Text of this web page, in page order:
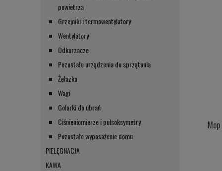
powietrza
Grzejniki i termowentylatory
Wentylatory
Odkurzacze
Pozostałe urządzenia do sprzątania
Żelazka
Wagi
Golarki do ubrań
Ciśnieniomierze i pulsoksymetry
Pozostałe wyposażenie domu
PIELĘGNACJA
KAWA